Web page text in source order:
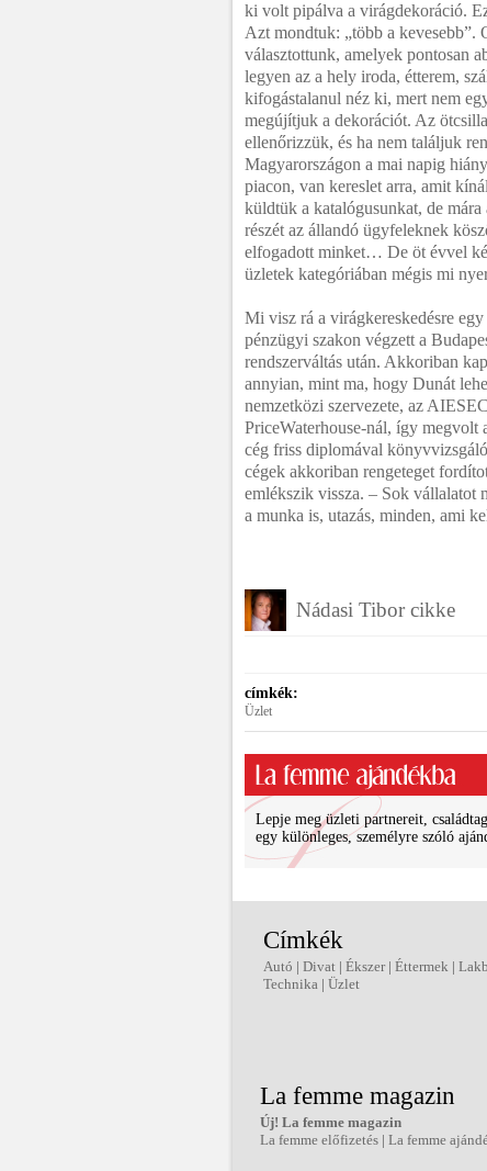
ki volt pipálva a virágdekoráció.
Azt mondtuk: „több a kevesebb”.
választottunk, amelyek pontosan
legyen az a hely iroda, étterem,
kifogástalanul néz ki, mert nem
megújítjuk a dekorációt. Az
ellenőrizzük, és ha nem találjuk
Magyarországon a mai napig
piacon, van kereslet arra, amit
küldtük a katalógusunkat, de
részét az állandó ügyfeleknek
elfogadott minket… De öt évvel
üzletek kategóriában mégis mi
Mi visz rá a virágkereskedésre
pénzügyi szakon végzett a
rendszerváltás után. Akkoriban
annyian, mint ma, hogy Dunát
nemzetközi szervezete, az
PriceWaterhouse-nál, így megvolt
cég friss diplomával
cégek akkoriban rengeteget
emlékszik vissza. – Sok vállalatot
a munka is, utazás, minden, ami
Nádasi Tibor cikke
címkék:
Üzlet
Lepje meg üzleti partnereit,
egy különleges, személyre szóló
Címkék
Autó | Divat | Ékszer| Éttermek |
Technika | Üzlet
La femme magazin
Új! La femme magazin
La femme előfizetés | La femme